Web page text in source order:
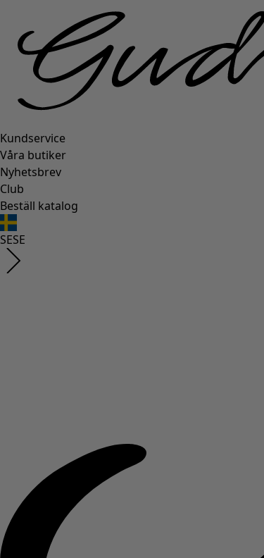
Kundservice
Våra butiker
Nyhetsbrev
Club
Beställ katalog
SESE